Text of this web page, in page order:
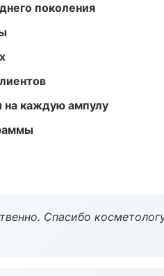
поколения
на каждую ампулу
Спасибо